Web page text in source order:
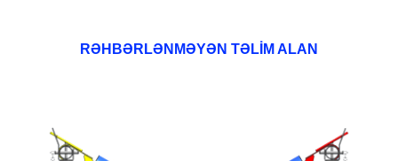
RƏHBƏRLƏNMƏYƏN TƏLİM ALAN